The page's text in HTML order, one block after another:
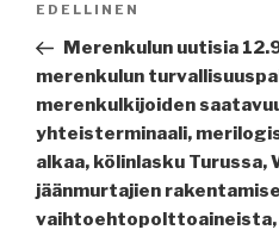
Edellinen
artikkeli
EDELLINEN
Merenkulun uutisia
merenkulun
merenkulkijoiden
yhteisterminaali,
alkaa, kölinlasku Turussa,
jäänmurtajien